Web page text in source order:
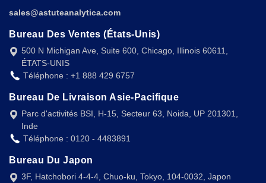
sales@astuteanalytica.com
Bureau Des Ventes (États-Unis)
500 N Michigan Ave, Suite 600, Chicago, Illinois 60611,
ÉTATS-UNIS
Téléphone : +1 888 429 6757
Bureau De Livraison Asie-Pacifique
Parc d'activités BSI, H-15, Secteur 63, Noida, UP 201301,
Inde
Téléphone : 0120 - 4483891
Bureau Du Japon
3F, Hatchobori 4-4-4, Chuo-ku, Tokyo, 104-0032, Japon